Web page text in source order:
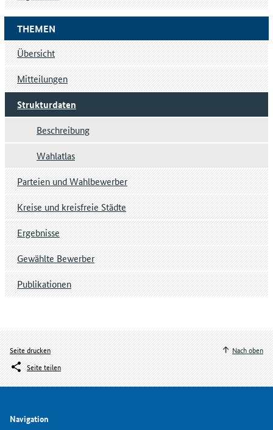
THEMEN
Übersicht
Mitteilungen
Strukturdaten
Beschreibung
Wahlatlas
Parteien und Wahlbewerber
Kreise und kreisfreie Städte
Ergebnisse
Gewählte Bewerber
Publikationen
Seite drucken
Seite teilen
Nach oben
Navigation